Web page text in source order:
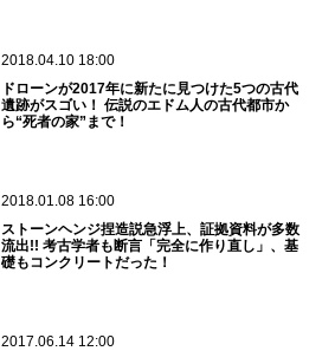
2018.04.10 18:00
ドローンが2017年に新たに見つけた5つの古代
遺跡がスゴい！ 伝説のエドム人の古代都市か
ら“死者の家”まで！
2018.01.08 16:00
ストーンヘンジ捏造説急浮上、証拠資料が多数
流出!! 考古学者も断言「完全に作り直し」、基
礎もコンクリートだった！
2017.06.14 12:00